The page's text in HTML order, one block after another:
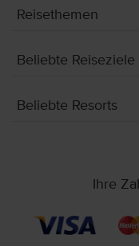
Reisethemen
Beliebte Reiseziele
Beliebte Resorts
Ihre